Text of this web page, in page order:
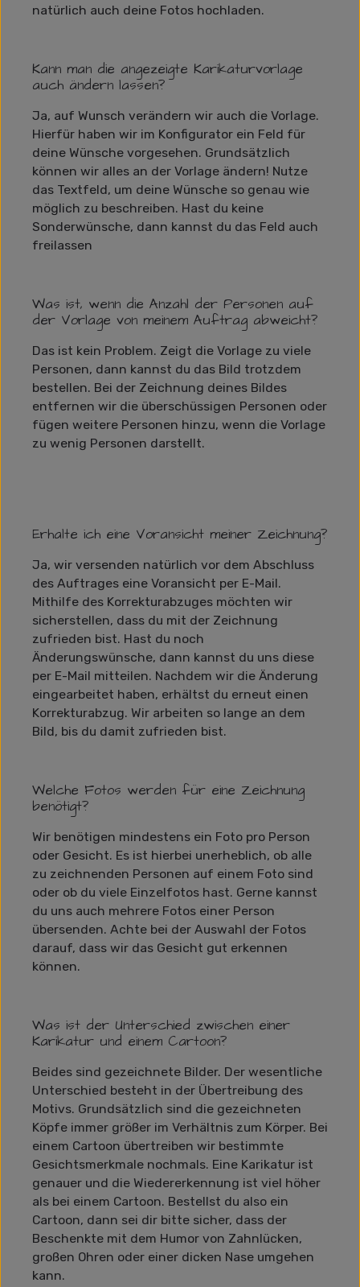
natürlich auch deine Fotos hochladen.
Kann man die angezeigte Karikaturvorlage
auch ändern lassen?
Ja, auf Wunsch verändern wir auch die Vorlage.
Hierfür haben wir im Konfigurator ein Feld für
deine Wünsche vorgesehen. Grundsätzlich
können wir alles an der Vorlage ändern! Nutze
das Textfeld, um deine Wünsche so genau wie
möglich zu beschreiben. Hast du keine
Sonderwünsche, dann kannst du das Feld auch
freilassen
Was ist, wenn die Anzahl der Personen auf
der Vorlage von meinem Auftrag abweicht?
Das ist kein Problem. Zeigt die Vorlage zu viele
Personen, dann kannst du das Bild trotzdem
bestellen. Bei der Zeichnung deines Bildes
entfernen wir die überschüssigen Personen oder
fügen weitere Personen hinzu, wenn die Vorlage
zu wenig Personen darstellt.
Erhalte ich eine Voransicht meiner Zeichnung?
Ja, wir versenden natürlich vor dem Abschluss
des Auftrages eine Voransicht per E-Mail.
Mithilfe des Korrekturabzuges möchten wir
sicherstellen, dass du mit der Zeichnung
zufrieden bist. Hast du noch
Änderungswünsche, dann kannst du uns diese
per E-Mail mitteilen. Nachdem wir die Änderung
eingearbeitet haben, erhältst du erneut einen
Korrekturabzug. Wir arbeiten so lange an dem
Bild, bis du damit zufrieden bist.
Welche Fotos werden für eine Zeichnung
benötigt?
Wir benötigen mindestens ein Foto pro Person
oder Gesicht. Es ist hierbei unerheblich, ob alle
zu zeichnenden Personen auf einem Foto sind
oder ob du viele Einzelfotos hast. Gerne kannst
du uns auch mehrere Fotos einer Person
übersenden. Achte bei der Auswahl der Fotos
darauf, dass wir das Gesicht gut erkennen
können.
Was ist der Unterschied zwischen einer
Karikatur und einem Cartoon?
Beides sind gezeichnete Bilder. Der wesentliche
Unterschied besteht in der Übertreibung des
Motivs. Grundsätzlich sind die gezeichneten
Köpfe immer größer im Verhältnis zum Körper. Bei
einem Cartoon übertreiben wir bestimmte
Gesichtsmerkmale nochmals. Eine Karikatur ist
genauer und die Wiedererkennung ist viel höher
als bei einem Cartoon. Bestellst du also ein
Cartoon, dann sei dir bitte sicher, dass der
Beschenkte mit dem Humor von Zahnlücken,
großen Ohren oder einer dicken Nase umgehen
kann.